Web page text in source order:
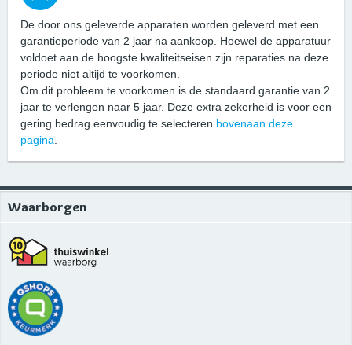
De door ons geleverde apparaten worden geleverd met een
garantieperiode van 2 jaar na aankoop. Hoewel de apparatuur
voldoet aan de hoogste kwaliteitseisen zijn reparaties na deze
periode niet altijd te voorkomen.
Om dit probleem te voorkomen is de standaard garantie van 2
jaar te verlengen naar 5 jaar. Deze extra zekerheid is voor een
gering bedrag eenvoudig te selecteren bovenaan deze
pagina.
Waarborgen